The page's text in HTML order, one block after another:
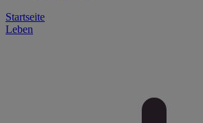
Startseite
Leben